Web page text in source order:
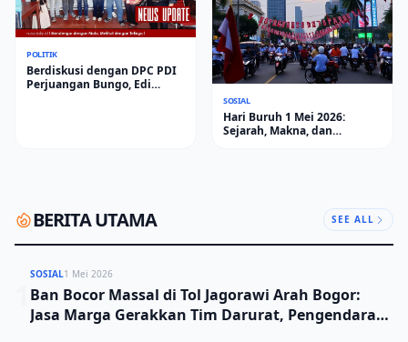
POLITIK
Berdiskusi dengan DPC PDI
Perjuangan Bungo, Edi
SOSIAL
Hari Buruh 1 Mei 2026:
Sejarah, Makna, dan
BERITA UTAMA SEE ALL
SOSIAL1 Mei 2026
Ban Bocor Massal di Tol Jagorawi Arah Bogor:
Jasa Marga Gerakkan Tim Darurat, Pengendara